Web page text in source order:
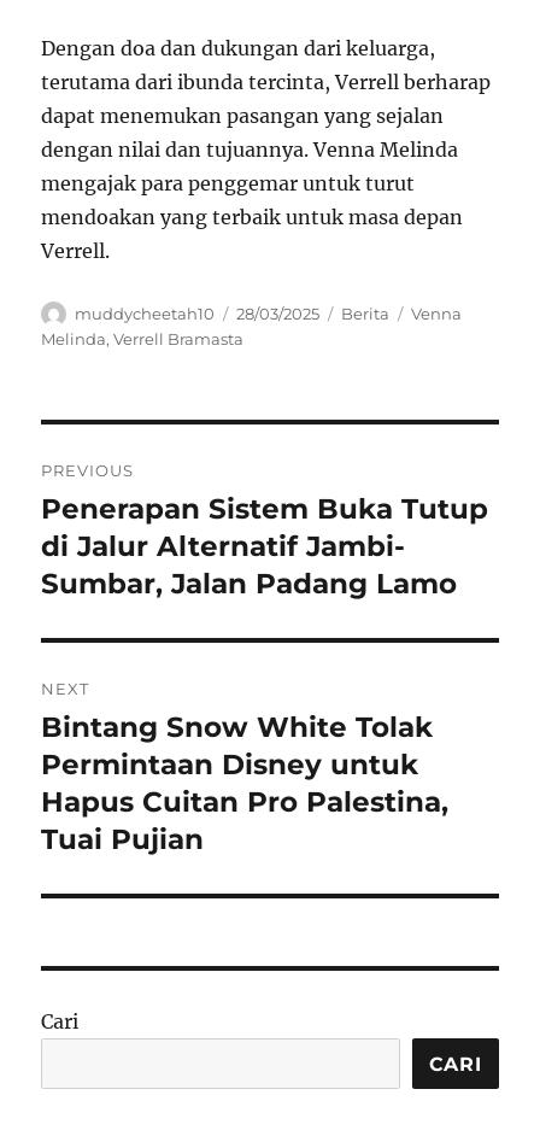
Dengan doa dan dukungan dari keluarga,
terutama dari ibunda tercinta, Verrell berharap
dapat menemukan pasangan yang sejalan
dengan nilai dan tujuannya. Venna Melinda
mengajak para penggemar untuk turut
mendoakan yang terbaik untuk masa depan
Verrell.
Author
muddycheetah10
Posted
on
28/03/2025 Categories
Berita Tags
Venna
Melinda,Verrell Bramasta
pos
PREVIOUS
Previous
post:
Penerapan Sistem Buka Tutup
di Jalur Alternatif Jambi-
Sumbar, Jalan Padang Lamo
NEXT
Next
post:
Bintang Snow White Tolak
Permintaan Disney untuk
Hapus Cuitan Pro Palestina,
Tuai Pujian
Cari
CARI